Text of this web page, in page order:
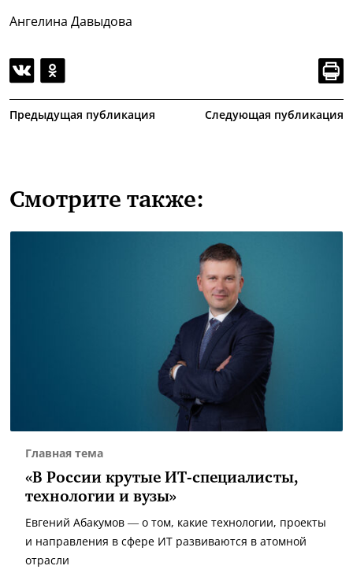
Ангелина Давыдова
Предыдущая публикация Следующая публикация
Смотрите также:
Главная тема
«В России крутые ИТ-специалисты,
технологии и вузы»
Евгений Абакумов — о том, какие технологии, проекты
и направления в сфере ИТ развиваются в атомной
отрасли